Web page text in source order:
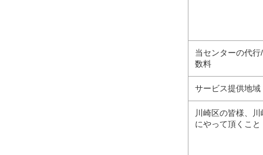
当センターの代
数料
サービス提供地域
川崎区の皆様、
にやって頂くこと